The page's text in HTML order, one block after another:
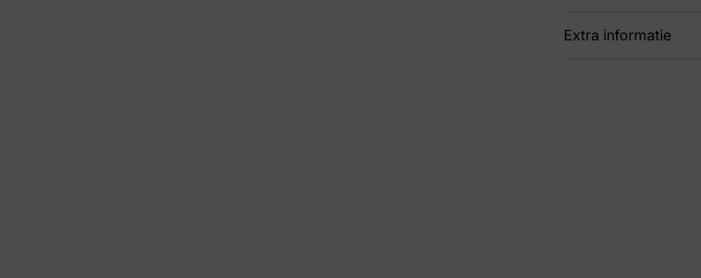
87 Aoriska 8140050
Extra informatie